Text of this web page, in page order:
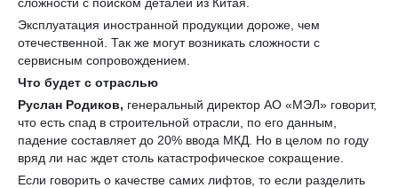
Эксплуатация иностранной продукции дороже, чем
отечественной. Так же могут возникать сложности с
сервисным сопровождением.
Что будет с отраслью
Руслан Родиков, генеральный директор АО «МЭЛ» говорит,
что есть спад в строительной отрасли, по его данным,
падение составляет до 20% ввода МКД. Но в целом по году
вряд ли нас ждет столь катастрофическое сокращение.
Если говорить о качестве самих лифтов, то если разделить